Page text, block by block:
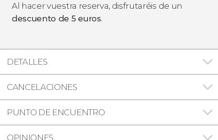
Al hacer vuestra reserva, disfrutaréis de un
descuento de 5 euros.
DETALLES
CANCELACIONES
PUNTO DE ENCUENTRO
OPINIONES